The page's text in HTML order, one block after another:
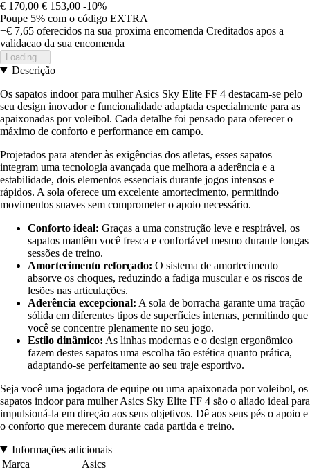
€ 170,00 € 153,00 -10%
Poupe 5% com o código EXTRA
+€ 7,65 oferecidos na sua proxima encomenda Creditados apos a
validacao da sua encomenda
Loading...
Descrição
Os sapatos indoor para mulher Asics Sky Elite FF 4 destacam-se pelo
seu design inovador e funcionalidade adaptada especialmente para as
apaixonadas por voleibol. Cada detalhe foi pensado para oferecer o
máximo de conforto e performance em campo.
Projetados para atender às exigências dos atletas, esses sapatos
integram uma tecnologia avançada que melhora a aderência e a
estabilidade, dois elementos essenciais durante jogos intensos e
rápidos. A sola oferece um excelente amortecimento, permitindo
movimentos suaves sem comprometer o apoio necessário.
Conforto ideal: Graças a uma construção leve e respirável, os
sapatos mantêm você fresca e confortável mesmo durante longas
sessões de treino.
Amortecimento reforçado: O sistema de amortecimento
absorve os choques, reduzindo a fadiga muscular e os riscos de
lesões nas articulações.
Aderência excepcional: A sola de borracha garante uma tração
sólida em diferentes tipos de superfícies internas, permitindo que
você se concentre plenamente no seu jogo.
Estilo dinâmico: As linhas modernas e o design ergonômico
fazem destes sapatos uma escolha tão estética quanto prática,
adaptando-se perfeitamente ao seu traje esportivo.
Seja você uma jogadora de equipe ou uma apaixonada por voleibol, os
sapatos indoor para mulher Asics Sky Elite FF 4 são o aliado ideal para
impulsioná-la em direção aos seus objetivos. Dê aos seus pés o apoio e
o conforto que merecem durante cada partida e treino.
Informações adicionais
Marca
Asics